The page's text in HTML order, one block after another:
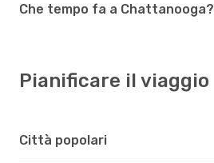
Che tempo fa a Chattanooga?
Pianificare il viaggio
Città popolari